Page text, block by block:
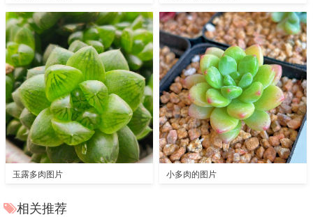
玉露多肉图片 小多肉的图片
相关推荐